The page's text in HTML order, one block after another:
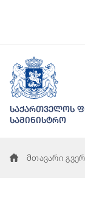
საქართველოს
სამინისტრო
მთავარი